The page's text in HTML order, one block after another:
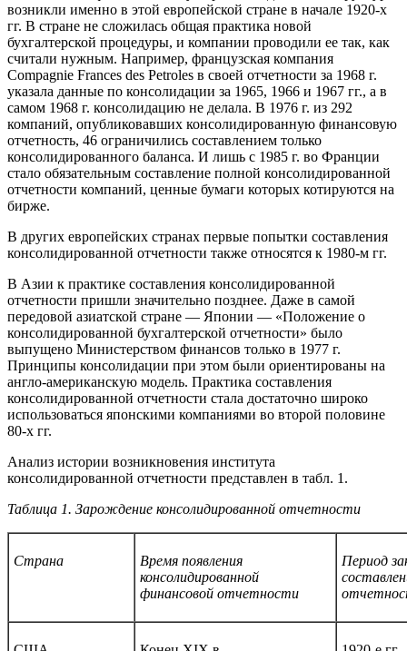
возникли именно в этой европейской стране в начале 1920-х
гг. В стране не сложилась общая практика новой
бухгалтерской процедуры, и компании проводили ее так, как
считали нужным. Например, французская компания
Compagnie Frances des Petroles в своей отчетности за 1968 г.
указала данные по консолидации за 1965, 1966 и 1967 гг., а в
самом 1968 г. консолидацию не делала. В 1976 г. из 292
компаний, опубликовавших консолидированную финансовую
отчетность, 46 ограничились составлением только
консолидированного баланса. И лишь с 1985 г. во Франции
стало обязательным составление полной консолидированной
отчетности компаний, ценные бумаги которых котируются на
бирже.
В других европейских странах первые попытки составления
консолидированной отчетности также относятся к 1980-м гг.
В Азии к практике составления консолидированной
отчетности пришли значительно позднее. Даже в самой
передовой азиатской стране — Японии — «Положение о
консолидированной бухгалтерской отчетности» было
выпущено Министерством финансов только в 1977 г.
Принципы консолидации при этом были ориентированы на
англо-американскую модель. Практика составления
консолидированной отчетности стала достаточно широко
использоваться японскими компаниями во второй половине
80-х гг.
Анализ истории возникновения института
консолидированной отчетности представлен в табл. 1.
Таблица 1. Зарождение консолидированной отчетности
Страна
Время появления
консолидированной
финансовой отчетности
Период